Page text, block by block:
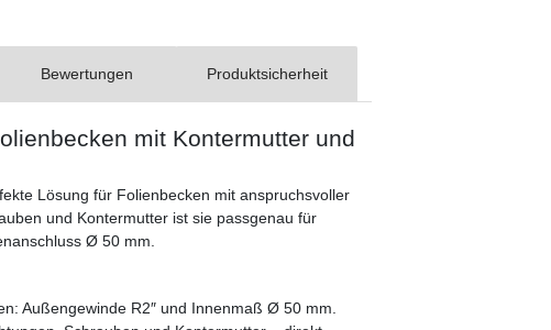
Bewertungen Produktsicherheit
mit Kontermutter und
Lösung für Folienbecken mit anspruchsvoller
und Kontermutter ist sie passgenau für
Ø 50 mm.
Außengewinde R2″ und Innenmaß Ø 50 mm.